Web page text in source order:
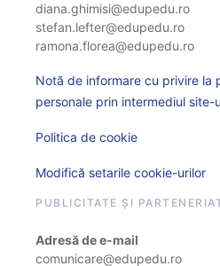
diana.ghimisi@edupedu.ro
stefan.lefter@edupedu.ro
ramona.florea@edupedu.ro
Notă de informare cu privire la
personale prin intermediul site-
Politica de cookie
Modifică setarile cookie-urilor
PUBLICITATE ȘI
Adresă de e-mail
comunicare@edupedu.ro